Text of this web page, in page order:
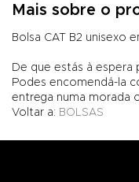
Mais sobre o
Bolsa CAT B2 unisexo
De que estás à espera
Podes encomendá-la
entrega numa morada
Voltar a: BOLSAS